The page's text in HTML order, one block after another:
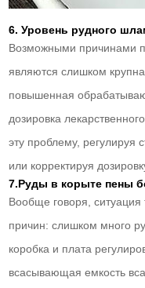
6. Уровень рудного
Возможными причинами
являются слишком
повышенная
дозировка
эту проблему, регулируя
или корректируя
7.Руды в корыте пены
Вообще говоря,
причин: слишком много
коробка и плата
всасывающая емкость